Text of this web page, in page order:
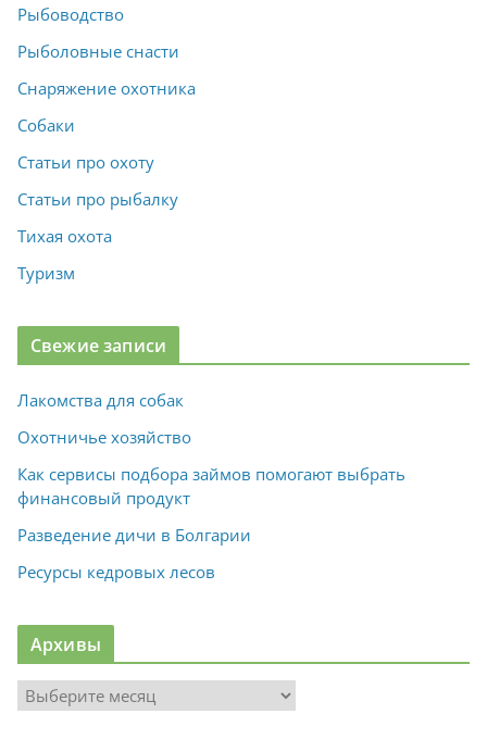
Рыбоводство
Рыболовные снасти
Снаряжение охотника
Собаки
Статьи про охоту
Статьи про рыбалку
Тихая охота
Туризм
Свежие записи
Лакомства для собак
Охотничье хозяйство
Как сервисы подбора займов помогают выбрать
финансовый продукт
Разведение дичи в Болгарии
Ресурсы кедровых лесов
Архивы